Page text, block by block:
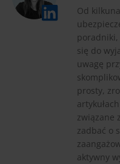
Od
się do
uwagę
prosty,
związane
zadbać o
aktywny